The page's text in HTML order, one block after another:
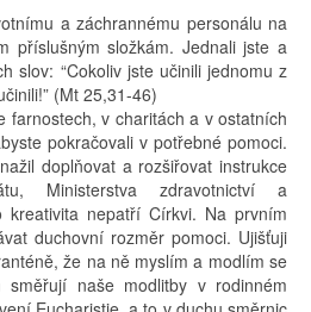
a záchrannému personálu na
příslušným složkám. Jednali jste a
slov: “Cokoliv jste učinili jednomu z
(Mt 25,31-46)
farnostech, v charitách a v ostatních
pokračovali v potřebné pomoci.
doplňovat a rozšiřovat instrukce
Ministerstva zdravotnictví a
kreativita nepatří Církvi. Na prvním
duchovní rozměr pomoci. Ujišťuji
že na ně myslím a modlím se
naše modlitby v rodinném